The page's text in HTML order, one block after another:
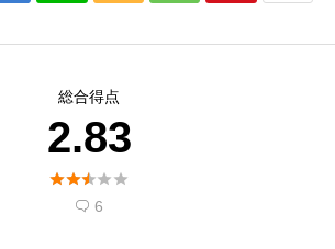
総合得点
2.83

 6